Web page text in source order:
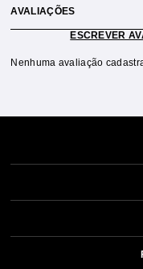
AVALIAÇÕES
ESCREVER
Nenhuma avaliação